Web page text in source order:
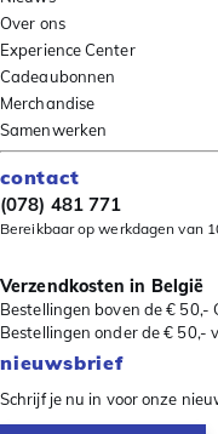
Over ons
Experience Center
Cadeaubonnen
Merchandise
Samenwerken
contact
(078) 481 771
Bereikbaar op werkdagen van
Verzendkosten in België
Bestellingen boven de € 50,-
Bestellingen onder de € 50,-
nieuwsbrief
Schrijf je nu in voor onze